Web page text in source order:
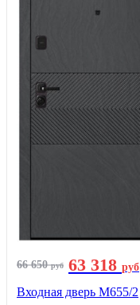
66 650руб 63 318 руб
Входная дверь М655/2